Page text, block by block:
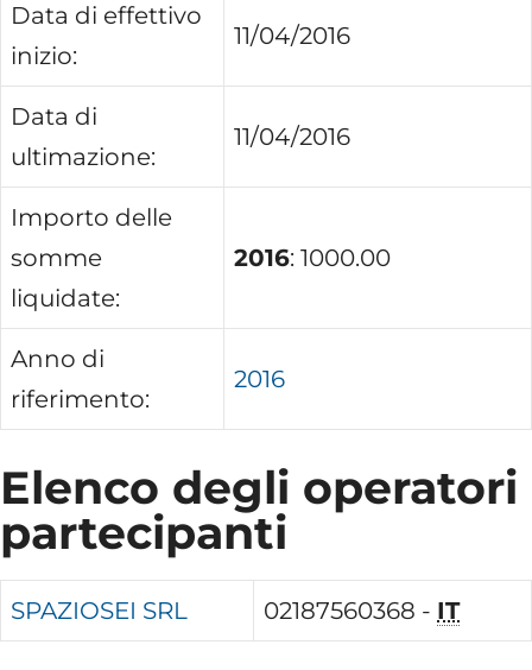
Data di effettivo
inizio:
11/04/2016
Data di
ultimazione:
11/04/2016
Importo delle
somme
liquidate:
2016: 1000.00
Anno di
riferimento:
2016
Elenco degli operatori
partecipanti
SPAZIOSEI SRL 02187560368 - IT